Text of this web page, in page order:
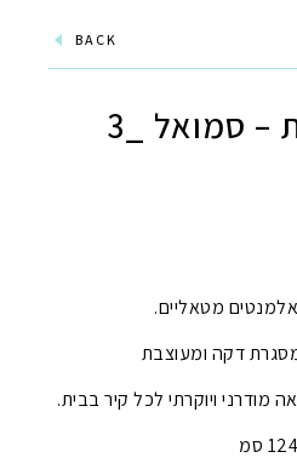
BACK
סמואל _3
מטאליים.
דקה ומעוצבת
מודרני ויוקרתי לכל קיר בבית.